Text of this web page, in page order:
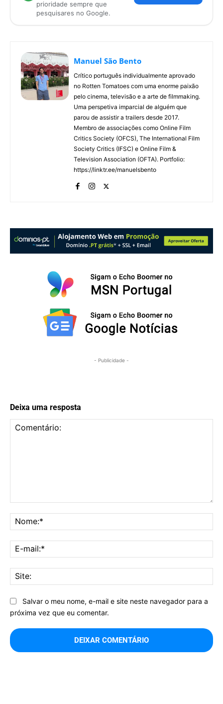
prioridade sempre que
pesquisares no Google.
Manuel São Bento
Crítico português individualmente aprovado
no Rotten Tomatoes com uma enorme paixão
pelo cinema, televisão e a arte de filmmaking.
Uma perspetiva imparcial de alguém que
parou de assistir a trailers desde 2017.
Membro de associações como Online Film
Critics Society (OFCS), The International Film
Society Critics (IFSC) e Online Film &
Television Association (OFTA). Portfolio:
https://linktr.ee/manuelsbento
- Publicidade -
Deixa uma resposta
Salvar o meu nome, e-mail e site neste navegador para a
próxima vez que eu comentar.